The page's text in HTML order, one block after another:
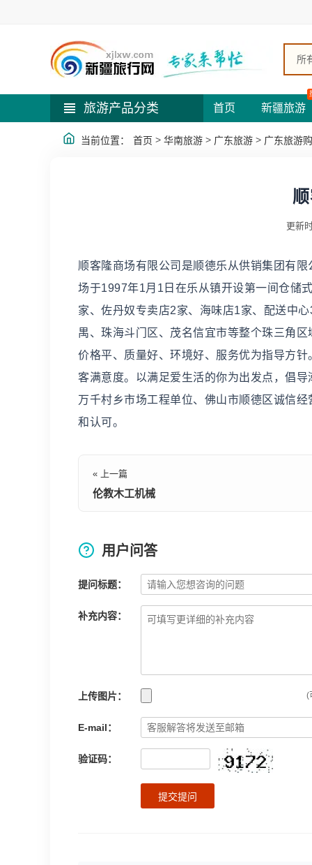
所
旅游产品分类 首页 新疆旅游
当前位置： 首页 > 华南旅游 > 广东旅游 > 广东旅游
更新
顺客隆商场有限公司是顺德乐从供销集团有
场于1997年1月1日在乐从镇开设第一间仓储
家、佐丹奴专卖店2家、海味店1家、配送中
禺、珠海斗门区、茂名信宜市等整个珠三角
价格平、质量好、环境好、服务优为指导方
客满意度。以满足爱生活的你为出发点，倡
万千村乡市场工程单位、佛山市顺德区诚信
和认可。
« 上一篇
伦教木工机械
用户问答
提问标题：
补充内容：
上传图片： (
E-mail：
验证码：
提交提问